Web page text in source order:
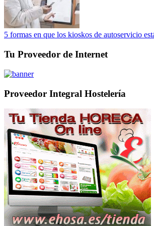
5 formas en que los kioskos de autoservicio
Tu Proveedor de Internet
Proveedor Integral Hostelería